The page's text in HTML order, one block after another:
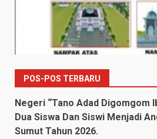
POS-POS TERBARU
Negeri “Tano Adad Digomgom
Dua Siswa Dan Siswi Menjadi
Sumut Tahun 2026.